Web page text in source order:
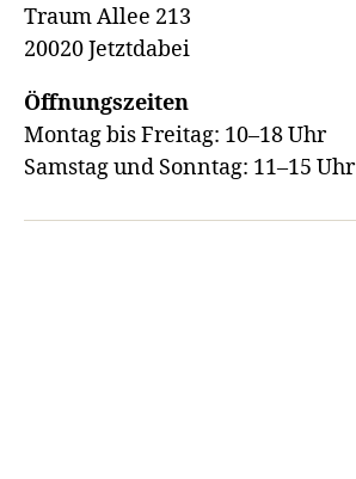
Traum Allee 213
20020 Jetztdabei
Öffnungszeiten
Montag bis Freitag: 10–18 Uhr
Samstag und Sonntag: 11–15 Uhr